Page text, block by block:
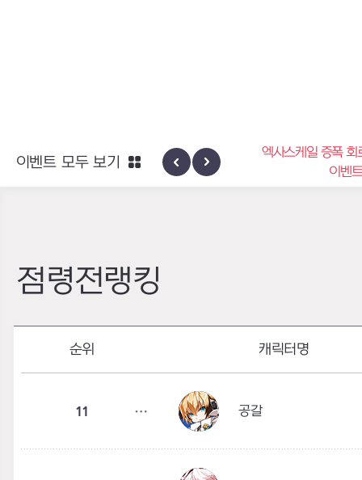
신규 지역 네블론
엑사스케일 증폭 회
이벤트
이벤트 모두 보기
점령전랭킹
순위 캐릭터명
11 공갈